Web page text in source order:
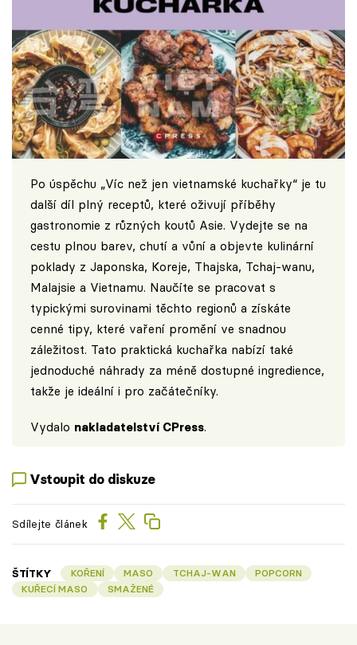
Po úspěchu „Víc než jen vietnamské kuchařky“ je tu
další díl plný receptů, které oživují příběhy
gastronomie z různých koutů Asie. Vydejte se na
cestu plnou barev, chutí a vůní a objevte kulinární
poklady z Japonska, Koreje, Thajska, Tchaj-wanu,
Malajsie a Vietnamu. Naučíte se pracovat s
typickými surovinami těchto regionů a získáte
cenné tipy, které vaření promění ve snadnou
záležitost. Tato praktická kuchařka nabízí také
jednoduché náhrady za méně dostupné ingredience,
takže je ideální i pro začátečníky.
Vydalo nakladatelství CPress.
Vstoupit do diskuze
Sdílejte článek
ŠTÍTKY KOŘENÍ MASO TCHAJ-WAN
POPCORN
KUŘECÍ MASO
SMAŽENÉ